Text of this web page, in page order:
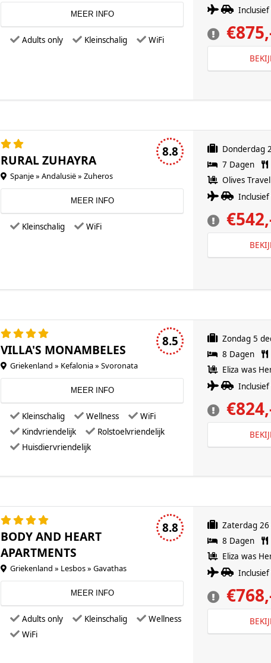
MEER INFO
Adults only Kleinschalig WiFi
Inclusief
8.8
RURAL ZUHAYRA
Spanje » Andalusië » Zuheros
MEER INFO
Kleinschalig WiFi
Donderdag
7 Dagen
Olives Travel
Inclusief
8.5
VILLA'S MONAMBELES
Griekenland » Kefalonia » Svoronata
MEER INFO
Kleinschalig Wellness
WiFi
Kindvriendelijk
Rolstoelvriendelijk
Huisdiervriendelijk
Zondag 5
8 Dagen
Eliza was
Inclusief
8.8
BODY AND HEART
APARTMENTS
Griekenland » Lesbos » Gavathas
MEER INFO
Adults only Kleinschalig
Wellness
WiFi
Zaterdag
8 Dagen
Eliza was
Inclusief